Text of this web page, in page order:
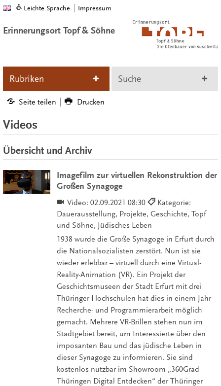
Leichte Sprache Impressum
Erinnerungsort Topf & Söhne
Rubriken Suche
Seite teilen Drucken
Videos
Übersicht und Archiv
Imagefilm zur virtuellen Rekonstruktion der
Großen Synagoge
Video: 02.09.2021 08:30
Kategorie:
Dauerausstellung, Projekte, Geschichte, Topf
und Söhne, Jüdisches Leben
1938 wurde die Große Synagoge in Erfurt durch
die Nationalsozialisten zerstört. Nun ist sie
wieder erlebbar – virtuell durch eine Virtual-
Reality-Animation (VR). Ein Projekt der
Geschichtsmuseen der Stadt Erfurt mit drei
Thüringer Hochschulen hat dies in einem Jahr
Recherche- und Programmierarbeit möglich
gemacht. Mehrere VR-Brillen stehen nun im
Stadtgebiet bereit, um Interessierte über den
imposanten Bau und das jüdische Leben in
dieser Synagoge zu informieren. Sie sind
kostenlos nutzbar im Showroom „360Grad
Thüringen Digital Entdecken“ der Thüringer